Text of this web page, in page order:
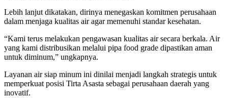
Lebih lanjut dikatakan, dirinya menegaskan komitmen perusahaan
dalam menjaga kualitas air agar memenuhi standar kesehatan.
“Kami terus melakukan pengawasan kualitas air secara berkala. Air
yang kami distribusikan melalui pipa food grade dipastikan aman
untuk diminum,” ungkapnya.
Layanan air siap minum ini dinilai menjadi langkah strategis untuk
memperkuat posisi Tirta Asasta sebagai perusahaan daerah yang
inovatif.